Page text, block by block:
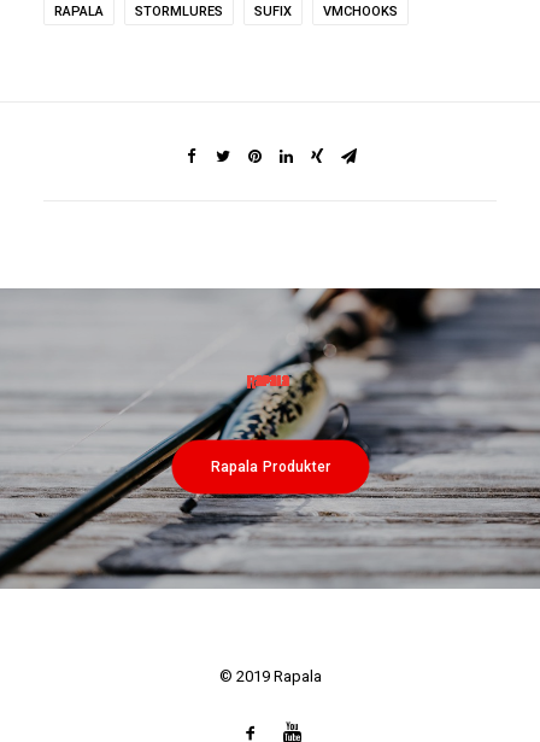
RAPALA STORMLURES SUFIX VMCHOOKS
Rapala Produkter
© 2019 Rapala